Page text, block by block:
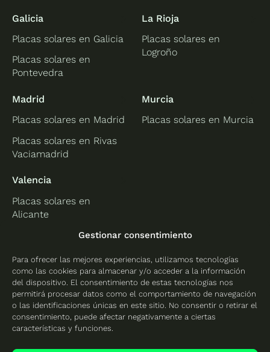
Gestionar consentimiento
Para ofrecer las mejores experiencias, utilizamos tecnologías
como las cookies para almacenar y/o acceder a la información
del dispositivo. El consentimiento de estas tecnologías nos
permitirá procesar datos como el comportamiento de navegación
o las identificaciones únicas en este sitio. No consentir o retirar el
consentimiento, puede afectar negativamente a ciertas
características y funciones.
Galicia
Placas solares en Galicia
Placas solares en
Pontevedra
La Rioja
Placas solares en
Logroño
Madrid
Placas solares en Madrid
Placas solares en Rivas
Vaciamadrid
Murcia
Placas solares en Murcia
Valencia
Placas solares en
Alicante
Placas solares en
Placas solares en
Valencia